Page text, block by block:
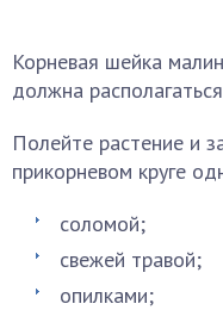
Корневая шейка
должна
Полейте растение и
прикорневом круге
соломой;
свежей травой;
опилками;